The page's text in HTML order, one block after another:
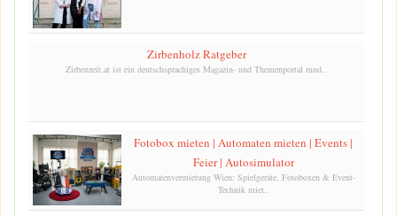
Zirbenholz Ratgeber
Zirbenzeit.at ist ein deutschsprachiges Magazin- und Themenportal rund..
Fotobox mieten | Automaten mieten | Events |
Feier | Autosimulator
Automatenvermietung Wien: Spielgeräte, Fotoboxen & Event-
Technik miet..